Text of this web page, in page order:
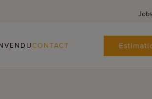
Jobs
VENDUCONTACT